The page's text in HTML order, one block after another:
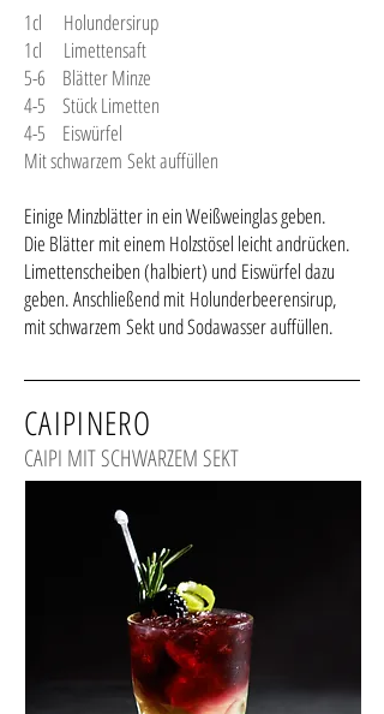
1cl Holundersirup
1cl Limettensaft
5-6 Blätter Minze
4-5 Stück Limetten
4-5 Eiswürfel
Mit schwarzem Sekt auffüllen
Einige Minzblätter in ein Weißweinglas geben.
Die Blätter mit einem Holzstösel leicht andrücken.
Limettenscheiben (halbiert) und Eiswürfel dazu
geben. Anschließend mit Holunderbeerensirup,
mit schwarzem Sekt und Sodawasser auffüllen.
CAIPINERO
CAIPI MIT SCHWARZEM SEKT